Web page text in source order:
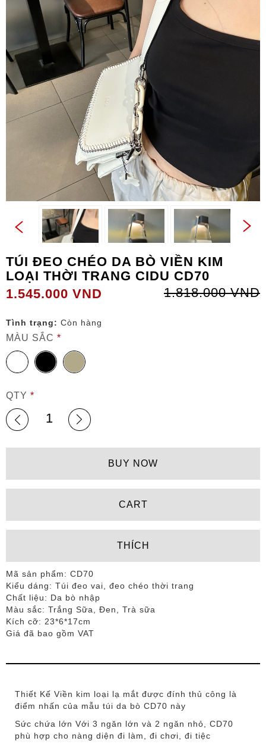
TÚI ĐEO CHÉO DA BÒ VIỀN KIM
LOẠI THỜI TRANG CIDU CD70
1.545.000 VND
1.818.000 VND
Tình trạng: Còn hàng
MÀU SẮC *
QTY *
BUY NOW
CART
THÍCH
Mã sản phẩm: CD70
Kiểu dáng: Túi đeo vai, đeo chéo thời trang
Chất liệu: Da bò nhập
Màu sắc: Trắng Sữa, Đen, Trà sữa
Kích cỡ: 23*6*17cm
Giá đã bao gồm VAT
Thiết Kế Viền kim loại lạ mắt được đính thủ công là
điểm nhấn của mẫu túi da bò CD70 này
Sức chứa lớn Với 3 ngăn lớn và 2 ngăn nhỏ, CD70
phù hợp cho nàng diện đi làm, đi chơi, đi tiệc